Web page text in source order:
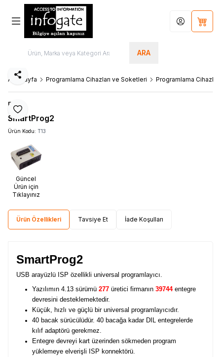
ARA
Hesabım
Ana Sayfa Programlama Cihazları ve Soketleri Programlama Cihazları
Favoriye Ekle
Paylaş
Elnec
SmartProg2
Ürün Kodu: T13
Güncel
Ürün için
Tıklayınız
Ürün Özellikleri Tavsiye Et İade Koşulları
SmartProg2
USB arayüzlü ISP özellikli universal programlayıcı.
Yazılımın 4.13 sürümü 277 üretici firmanın 39744 entegre
devresini desteklemektedir.
Küçük, hızlı ve güçlü bir universal programlayıcıdır.
40 bacak sürücülüdür. 40 bacağa kadar DIL entegrelerde
kılıf adaptörü gerekmez.
Entegre devreyi kart üzerinden sökmeden program
yüklemeye elverişli ISP konnektörü.